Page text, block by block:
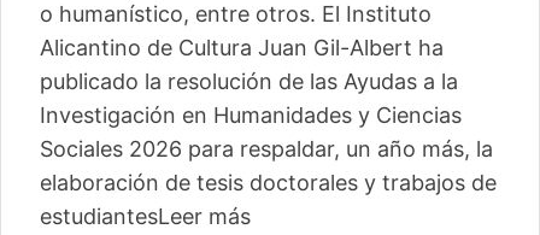
o humanístico, entre otros. El Instituto
Alicantino de Cultura Juan Gil-Albert ha
publicado la resolución de las Ayudas a la
Investigación en Humanidades y Ciencias
Sociales 2026 para respaldar, un año más, la
elaboración de tesis doctorales y trabajos de
estudiantesLeer más